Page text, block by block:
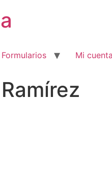
Formularios Mi cuenta